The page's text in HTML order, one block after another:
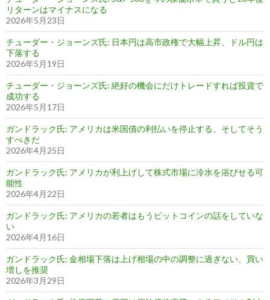
リターンはマイナスになる
2026年5月23日
チューダー・ジョーンズ氏: 日本円は高市政権で大幅上昇、ドル円は
下落する
2026年5月19日
チューダー・ジョーンズ氏: 絶好の機会にだけトレードすれば投資で
成功する
2026年5月17日
ガンドラック氏: アメリカは米国債の利払いを停止する、そしてそう
すべきだ
2026年4月25日
ガンドラック氏: アメリカが利上げして株式市場に冷水を浴びせる可
能性
2026年4月22日
ガンドラック氏: アメリカの若者はもうビットコインの話をしていな
い
2026年4月16日
ガンドラック氏: 金相場下落は上げ相場の中の調整に過ぎない、買い
増しを推奨
2026年3月29日